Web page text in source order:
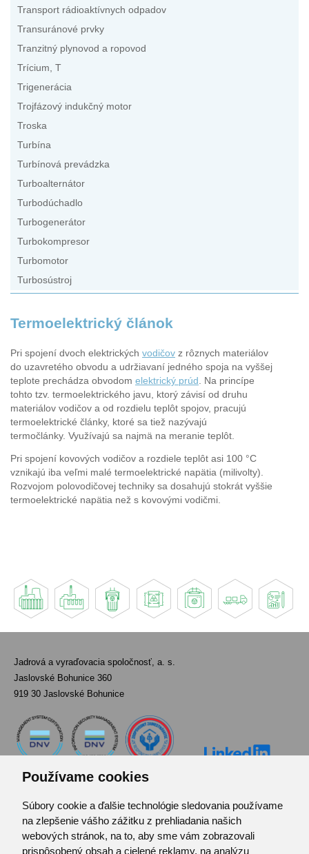
Používame cookies
Súbory cookie a ďalšie technológie sledovania používame
na zlepšenie vášho zážitku z prehliadania našich
webových stránok, na to, aby sme vám zobrazovali
prispôsobený obsah a cielené reklamy, na analýzu
Transport rádioaktívnych odpadov
Transuránové prvky
Tranzitný plynovod a ropovod
Trícium, T
Trigenerácia
Trojfázový indukčný motor
Troska
Turbína
Turbínová prevádzka
Turboalternátor
Turbodúchadlo
Turbogenerátor
Turbokompresor
Turbomotor
Turbosústroj
Termoelektrický článok
Pri spojení dvoch elektrických vodičov z rôznych materiálov
do uzavretého obvodu a udržiavaní jedného spoja na vyššej
teplote prechádza obvodom elektrický prúd . Na princípe
tohto tzv. termoelektrického javu, ktorý závisí od druhu
materiálov vodičov a od rozdielu teplôt spojov, pracujú
termoelektrické články, ktoré sa tiež nazývajú
termočlánky. Využívajú sa najmä na meranie teplôt.
Pri spojení kovových vodičov a rozdiele teplôt asi 100 °C
vznikajú iba veľmi malé termoelektrické napätia (milivolty).
Rozvojom polovodičovej techniky sa dosahujú stokrát vyššie
termoelektrické napätia než s kovovými vodičmi.
Jadrová a vyraďovacia spoločnosť, a. s.
Jaslovské Bohunice 360
919 30 Jaslovské Bohunice
Kontakt
Pozvánka do infocentra
Zoznam použitých skratiek